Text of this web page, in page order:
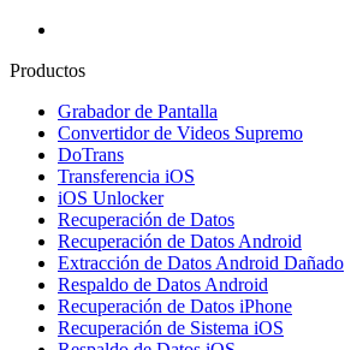
Productos
Grabador de Pantalla
Convertidor de Videos Supremo
DoTrans
Transferencia iOS
iOS Unlocker
Recuperación de Datos
Recuperación de Datos Android
Extracción de Datos Android Dañado
Respaldo de Datos Android
Recuperación de Datos iPhone
Recuperación de Sistema iOS